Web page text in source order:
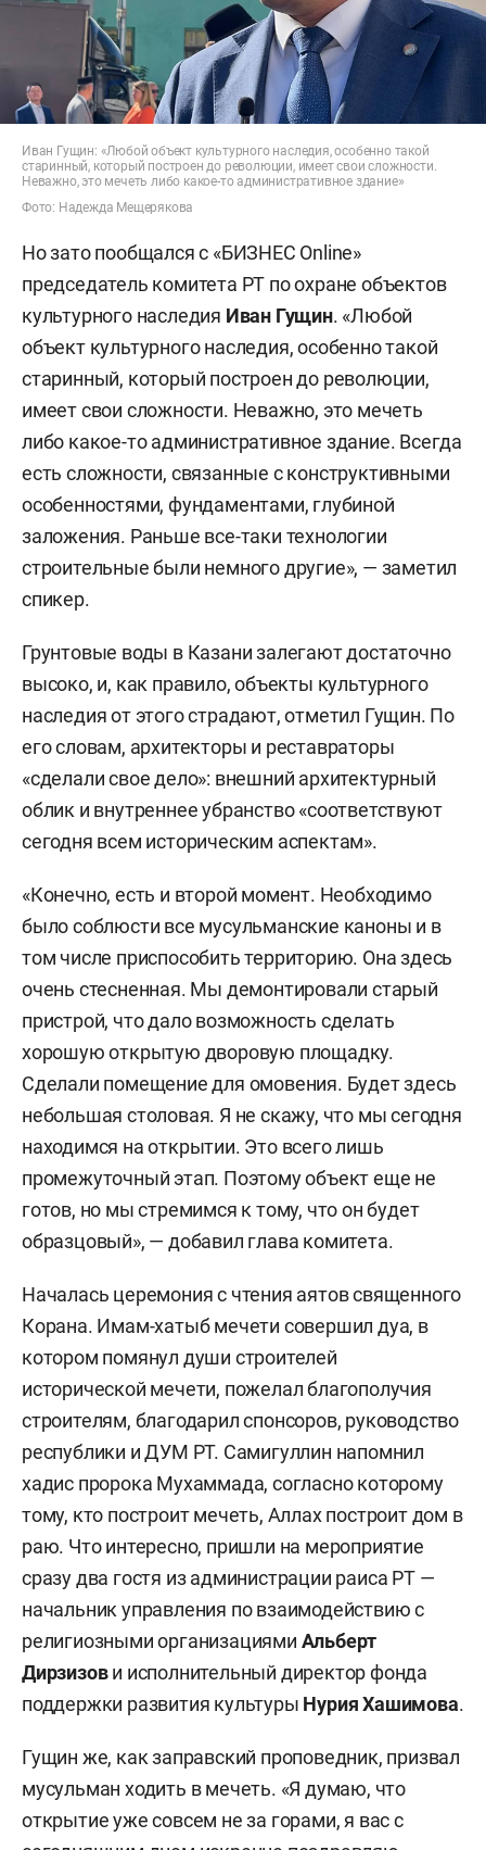
Иван Гущин: «Любой объект культурного наследия, особенно такой
старинный, который построен до революции, имеет свои сложности.
Неважно, это мечеть либо какое-то административное здание»
Фото: Надежда Мещерякова
Но зато пообщался с «БИЗНЕС Online»
председатель комитета РТ по охране объектов
культурного наследия Иван Гущин. «Любой
объект культурного наследия, особенно такой
старинный, который построен до революции,
имеет свои сложности. Неважно, это мечеть
либо какое-то административное здание. Всегда
есть сложности, связанные с конструктивными
особенностями, фундаментами, глубиной
заложения. Раньше все-таки технологии
строительные были немного другие», — заметил
спикер.
Грунтовые воды в Казани залегают достаточно
высоко, и, как правило, объекты культурного
наследия от этого страдают, отметил Гущин. По
его словам, архитекторы и реставраторы
«сделали свое дело»: внешний архитектурный
облик и внутреннее убранство «соответствуют
сегодня всем историческим аспектам».
«Конечно, есть и второй момент. Необходимо
было соблюсти все мусульманские каноны и в
том числе приспособить территорию. Она здесь
очень стесненная. Мы демонтировали старый
пристрой, что дало возможность сделать
хорошую открытую дворовую площадку.
Сделали помещение для омовения. Будет здесь
небольшая столовая. Я не скажу, что мы сегодня
находимся на открытии. Это всего лишь
промежуточный этап. Поэтому объект еще не
готов, но мы стремимся к тому, что он будет
образцовый», — добавил глава комитета.
Началась церемония с чтения аятов священного
Корана. Имам-хатыб мечети совершил дуа, в
котором помянул души строителей
исторической мечети, пожелал благополучия
строителям, благодарил спонсоров, руководство
республики и ДУМ РТ. Самигуллин напомнил
хадис пророка Мухаммада, согласно которому
тому, кто построит мечеть, Аллах построит дом в
раю. Что интересно, пришли на мероприятие
сразу два гостя из администрации раиса РТ —
начальник управления по взаимодействию с
религиозными организациями Альберт
Дирзизови исполнительный директор фонда
поддержки развития культуры Нурия Хашимова.
Гущин же, как заправский проповедник, призвал
мусульман ходить в мечеть. «Я думаю, что
открытие уже совсем не за горами, я вас с